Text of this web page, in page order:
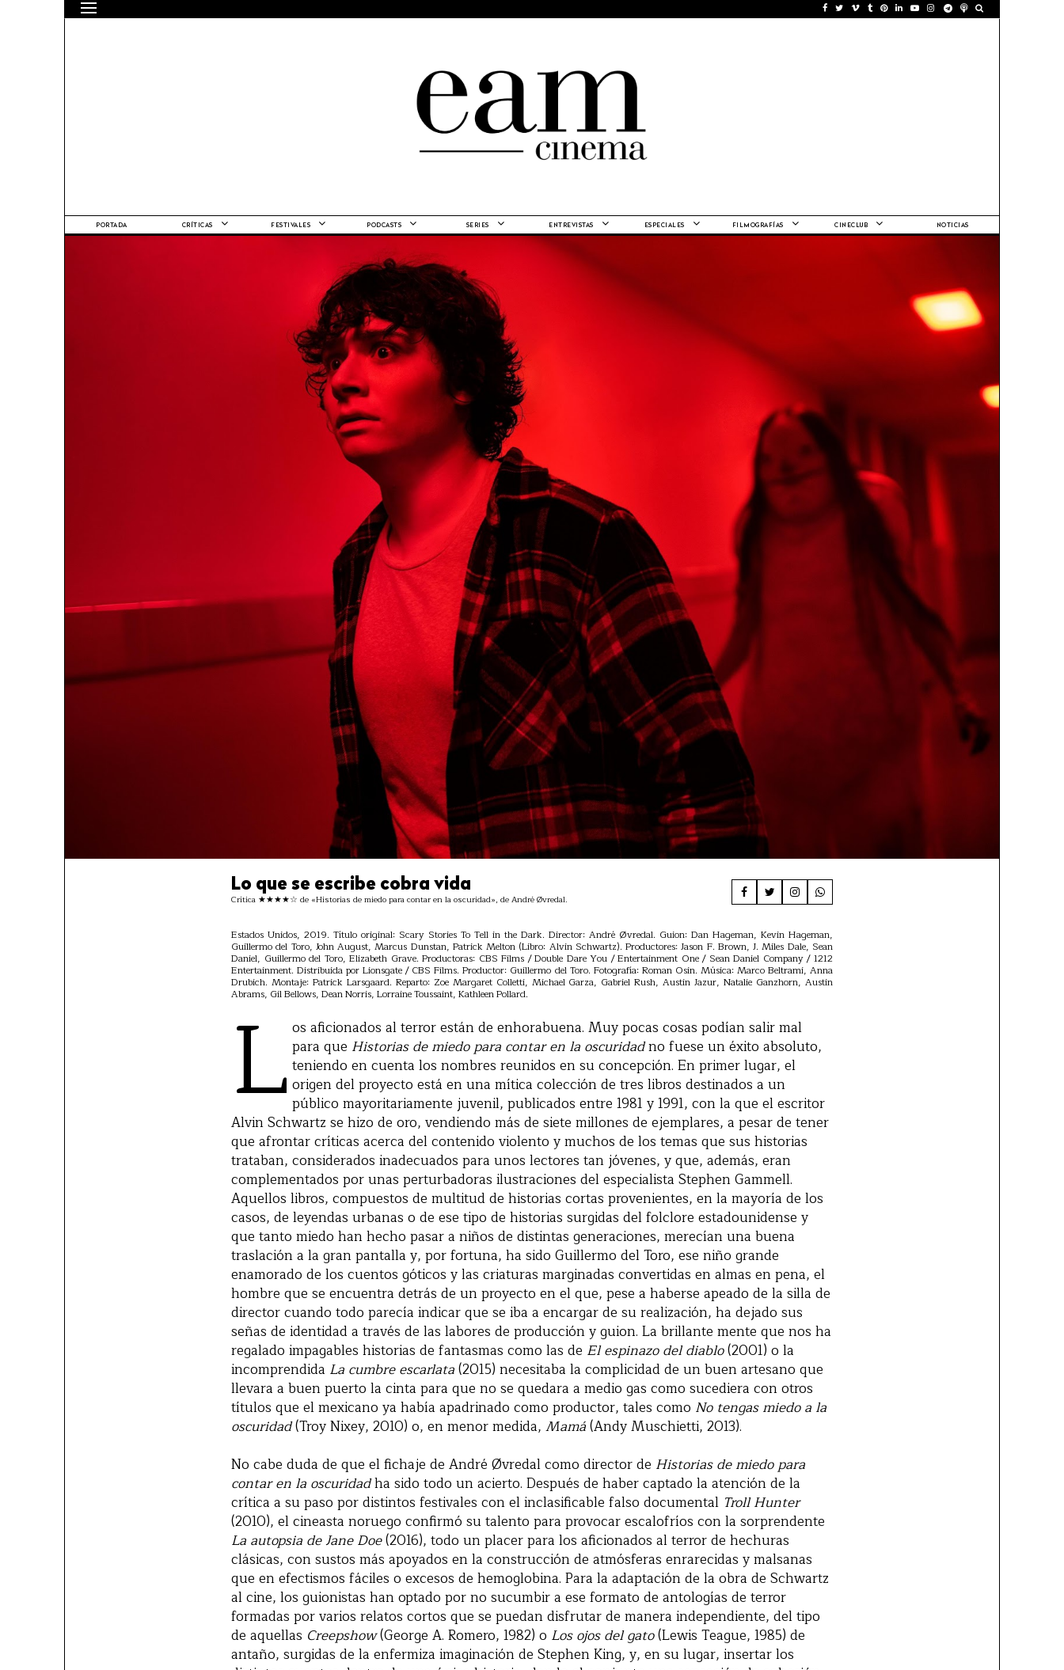
PORTADA CRÍTICAS FESTIVALES PODCASTS SERIES ENTREVISTAS ESPECIALES FILMOGRAFÍAS CINECLUB NOTICIAS
Lo que se escribe cobra vida
Crítica ★★★★☆ de «Historias de miedo para contar en la oscuridad», de André Øvredal.
Estados Unidos, 2019. Título original: Scary Stories To Tell in the Dark. Director: André Øvredal. Guion: Dan Hageman, Kevin Hageman,
Guillermo del Toro, John August, Marcus Dunstan, Patrick Melton (Libro: Alvin Schwartz). Productores: Jason F. Brown, J. Miles Dale, Sean
Daniel, Guillermo del Toro, Elizabeth Grave. Productoras: CBS Films / Double Dare You / Entertainment One / Sean Daniel Company / 1212
Entertainment. Distribuida por Lionsgate / CBS Films. Productor: Guillermo del Toro. Fotografía: Roman Osin. Música: Marco Beltrami, Anna
Drubich. Montaje: Patrick Larsgaard. Reparto: Zoe Margaret Colletti, Michael Garza, Gabriel Rush, Austin Jazur, Natalie Ganzhorn, Austin
Abrams, Gil Bellows, Dean Norris, Lorraine Toussaint, Kathleen Pollard.
L os aficionados al terror están de enhorabuena. Muy pocas cosas podían salir mal
para que Historias de miedo para contar en la oscuridadno fuese un éxito absoluto,
teniendo en cuenta los nombres reunidos en su concepción. En primer lugar, el
origen del proyecto está en una mítica colección de tres libros destinados a un
público mayoritariamente juvenil, publicados entre 1981 y 1991, con la que el escritor
Alvin Schwartz se hizo de oro, vendiendo más de siete millones de ejemplares, a pesar de tener
que afrontar críticas acerca del contenido violento y muchos de los temas que sus historias
trataban, considerados inadecuados para unos lectores tan jóvenes, y que, además, eran
complementados por unas perturbadoras ilustraciones del especialista Stephen Gammell.
Aquellos libros, compuestos de multitud de historias cortas provenientes, en la mayoría de los
casos, de leyendas urbanas o de ese tipo de historias surgidas del folclore estadounidense y
que tanto miedo han hecho pasar a niños de distintas generaciones, merecían una buena
traslación a la gran pantalla y, por fortuna, ha sido Guillermo del Toro, ese niño grande
enamorado de los cuentos góticos y las criaturas marginadas convertidas en almas en pena, el
hombre que se encuentra detrás de un proyecto en el que, pese a haberse apeado de la silla de
director cuando todo parecía indicar que se iba a encargar de su realización, ha dejado sus
señas de identidad a través de las labores de producción y guion. La brillante mente que nos ha
regalado impagables historias de fantasmas como las de El espinazo del diablo(2001) o la
incomprendida La cumbre escarlata(2015) necesitaba la complicidad de un buen artesano que
llevara a buen puerto la cinta para que no se quedara a medio gas como sucediera con otros
títulos que el mexicano ya había apadrinado como productor, tales como No tengas miedo a la
oscuridad(Troy Nixey, 2010) o, en menor medida, Mamá(Andy Muschietti, 2013).
No cabe duda de que el fichaje de André Øvredal como director de Historias de miedo para
contar en la oscuridadha sido todo un acierto. Después de haber captado la atención de la
crítica a su paso por distintos festivales con el inclasificable falso documental Troll Hunter
(2010), el cineasta noruego confirmó su talento para provocar escalofríos con la sorprendente
La autopsia de Jane Doe(2016), todo un placer para los aficionados al terror de hechuras
clásicas, con sustos más apoyados en la construcción de atmósferas enrarecidas y malsanas
que en efectismos fáciles o excesos de hemoglobina. Para la adaptación de la obra de Schwartz
al cine, los guionistas han optado por no sucumbir a ese formato de antologías de terror
formadas por varios relatos cortos que se puedan disfrutar de manera independiente, del tipo
de aquellas Creepshow(George A. Romero, 1982) o Los ojos del gato(Lewis Teague, 1985) de
antaño, surgidas de la enfermiza imaginación de Stephen King, y, en su lugar, insertar los